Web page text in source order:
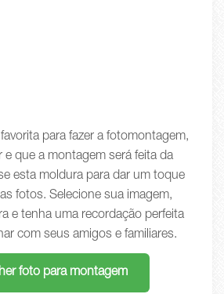
para fazer a fotomontagem,
e que a montagem será feita da
esta moldura para dar um toque
fotos. Selecione sua imagem,
e tenha uma recordação perfeita
com seus amigos e familiares.
foto para montagem